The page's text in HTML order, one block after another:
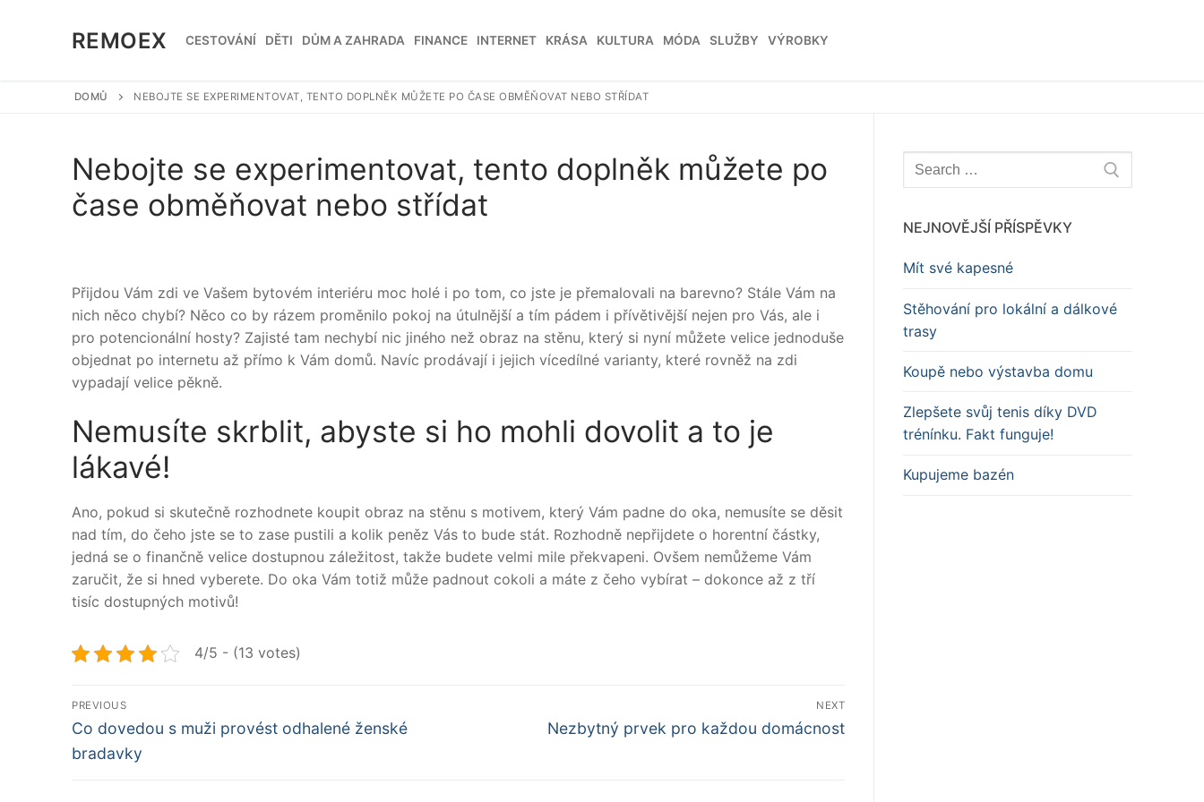
REMOEX CESTOVÁNÍ DĚTI DŮM A ZAHRADA FINANCE INTERNET KRÁSA KULTURA MÓDA SLUŽBY VÝROBKY
DOMŮ NEBOJTE SE EXPERIMENTOVAT, TENTO DOPLNĚK MŮŽETE PO ČASE OBMĚŇOVAT NEBO STŘÍDAT
Nebojte se experimentovat, tento doplněk můžete po
čase obměňovat nebo střídat
Přijdou Vám zdi ve Vašem bytovém interiéru moc holé i po tom, co jste je přemalovali na barevno? Stále Vám na
nich něco chybí? Něco co by rázem proměnilo pokoj na útulnější a tím pádem i přívětivější nejen pro Vás, ale i
pro potencionální hosty? Zajisté tam nechybí nic jiného než obraz na stěnu, který si nyní můžete velice jednoduše
objednat po internetu až přímo k Vám domů. Navíc prodávají i jejich vícedílné varianty, které rovněž na zdi
vypadají velice pěkně.
Nemusíte skrblit, abyste si ho mohli dovolit a to je
lákavé!
Ano, pokud si skutečně rozhodnete koupit obraz na stěnu s motivem, který Vám padne do oka, nemusíte se děsit
nad tím, do čeho jste se to zase pustili a kolik peněz Vás to bude stát. Rozhodně nepřijdete o horentní částky,
jedná se o finančně velice dostupnou záležitost, takže budete velmi mile překvapeni. Ovšem nemůžeme Vám
zaručit, že si hned vyberete. Do oka Vám totiž může padnout cokoli a máte z čeho vybírat – dokonce až z tří
tisíc dostupných motivů!
4/5 - (13 votes)
Navigace
pro
příspěvek
PREVIOUS
Předchozí
příspěvek
Co dovedou s muži provést odhalené ženské
bradavky
NEXT
Další
Nezbytný prvek pro každou domácnost
Hledat:
NEJNOVĚJŠÍ PŘÍSPĚVKY
Mít své kapesné
Stěhování pro lokální a dálkové
trasy
Koupě nebo výstavba domu
Zlepšete svůj tenis díky DVD
trénínku. Fakt funguje!
Kupujeme bazén